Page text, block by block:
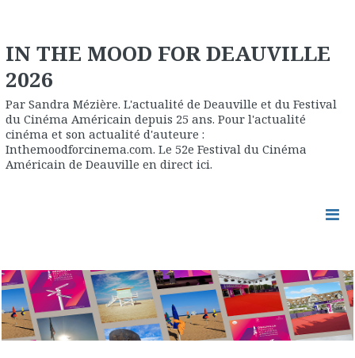
IN THE MOOD FOR DEAUVILLE
2026
Par Sandra Mézière. L'actualité de Deauville et du Festival
du Cinéma Américain depuis 25 ans. Pour l'actualité
cinéma et son actualité d'auteure :
Inthemoodforcinema.com. Le 52e Festival du Cinéma
Américain de Deauville en direct ici.